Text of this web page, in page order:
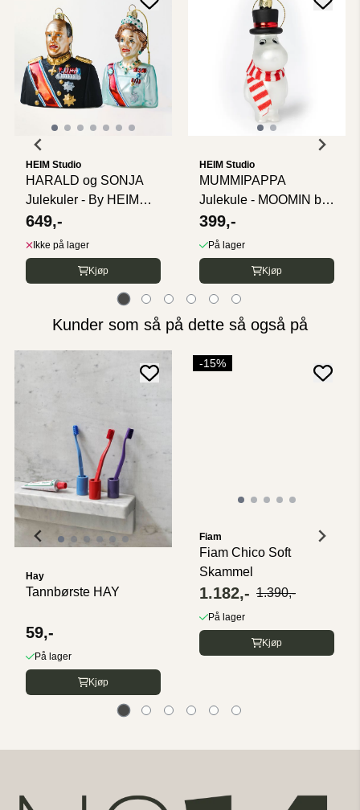
HEIM Studio
HARALD og SONJA
Julekuler - By HEIM
Studio
649,-
Ikke på lager
Kjøp
HEIM Studio
MUMMIPAPPA
Julekule - MOOMIN by
HEIM
399,-
På lager
Kjøp
Kunder som så på dette så også på
Hay
Tannbørste HAY
59,-
På lager
Kjøp
-15%
Fiam
Fiam Chico Soft
Skammel
1.182,- 1.390,-
På lager
Kjøp